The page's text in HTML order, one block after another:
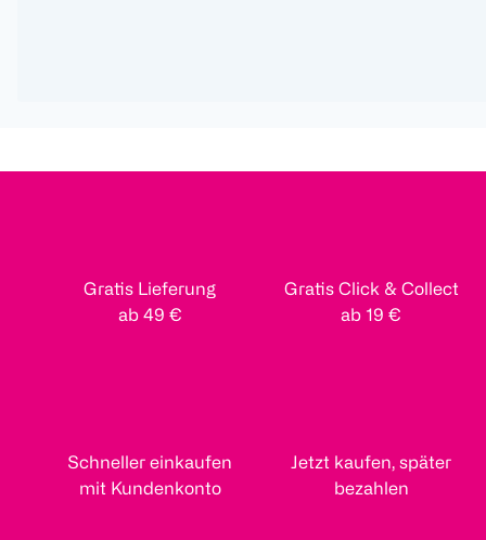
Gratis Lieferung
ab 49 €
Gratis Click & Collect
ab 19 €
Schneller einkaufen
mit Kundenkonto
Jetzt kaufen, später
bezahlen